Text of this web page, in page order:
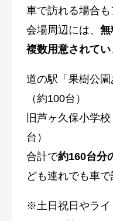
車で訪れる場合も
会場周辺には、 無
複数用意されてい
道の駅「果樹公
（約100台）
旧芦ヶ久保小学
台）
合計で約160台分
ども連れでも車で
※土日祝日やライ